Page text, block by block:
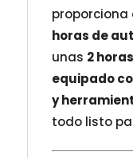
horas de
unas 2 horas
equipado
y
todo listo